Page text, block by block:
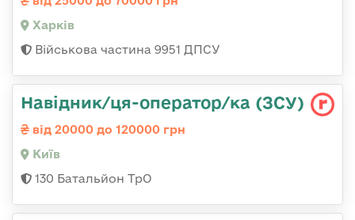
Харків
Військова частина 9951 ДПСУ
Навідник/ця-оператор/ка (ЗСУ)
від 20000 до 120000 грн
Київ
130 Батальйон ТрО